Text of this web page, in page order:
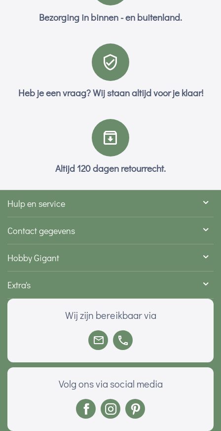
Bezorging in binnen - en buitenland.
Heb je een vraag? Wij staan altijd voor je klaar!
Altijd 120 dagen retourrecht.
Hulp en service
Contact gegevens
Hobby Gigant
Extra's
Wij zijn bereikbaar via
Volg ons via social media